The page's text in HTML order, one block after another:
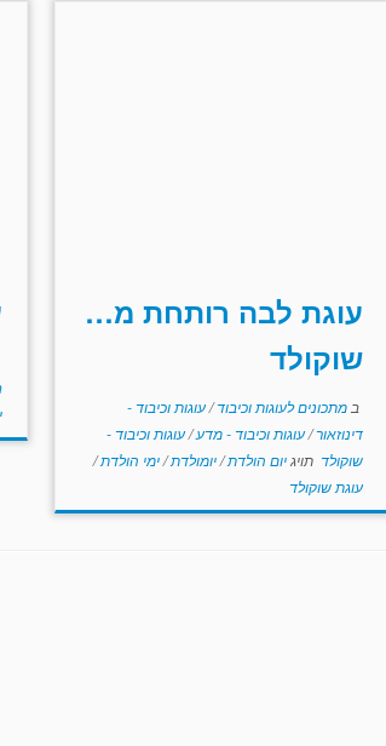
עוגת לבה רותחת מ…
שוקולד
במתכונים לעוגות וכיבוד/עוגות וכיבוד -
דינוזאור/עוגות וכיבוד - מדע/עוגות וכיבוד -
שוקולד תויגיום הולדת/יומולדת/ימי הולדת/
עוגת שוקולד